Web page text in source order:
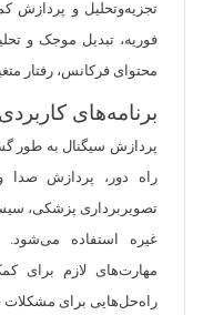
تجزیه‌وتحلیل و پردازش
فوریه، تبدیل موجک و
محتوای فرکانس، رفتار
برنامه‌های
پردازش سیگنال به طور
راه دور، پردازش صدا
تصویربرداری پزشکی،
غیره استفاده می‌شود.
مهارت‌های لازم برای
راه‌حل‌هایی برای مشکلات